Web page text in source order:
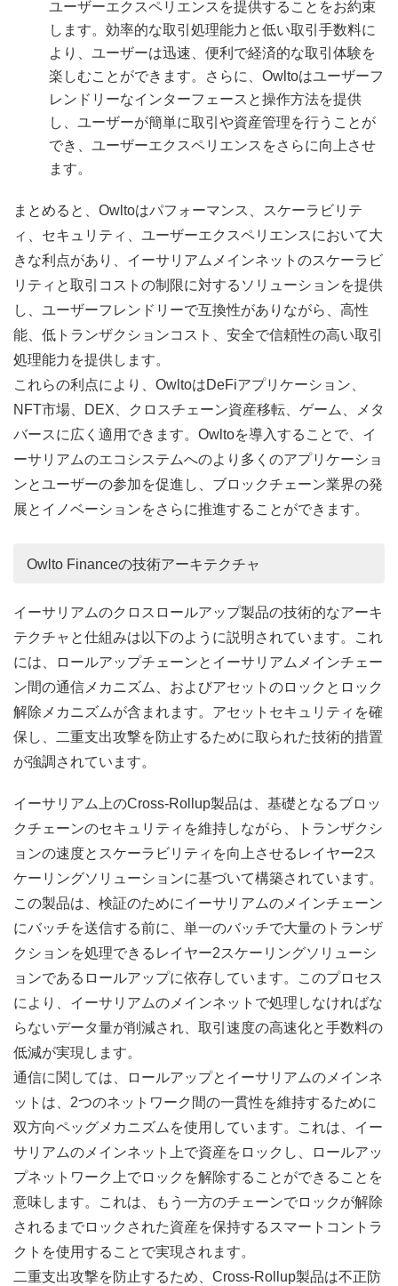
ユーザーエクスペリエンスを提供することをお約束
します。効率的な取引処理能力と低い取引手数料に
より、ユーザーは迅速、便利で経済的な取引体験を
楽しむことができます。さらに、Owltoはユーザーフ
レンドリーなインターフェースと操作方法を提供
し、ユーザーが簡単に取引や資産管理を行うことが
でき、ユーザーエクスペリエンスをさらに向上させ
ます。
まとめると、Owltoはパフォーマンス、スケーラビリテ
ィ、セキュリティ、ユーザーエクスペリエンスにおいて大
きな利点があり、イーサリアムメインネットのスケーラビ
リティと取引コストの制限に対するソリューションを提供
し、ユーザーフレンドリーで互換性がありながら、高性
能、低トランザクションコスト、安全で信頼性の高い取引
処理能力を提供します。
これらの利点により、OwltoはDeFiアプリケーション、
NFT市場、DEX、クロスチェーン資産移転、ゲーム、メタ
バースに広く適用できます。Owltoを導入することで、イ
ーサリアムのエコシステムへのより多くのアプリケーショ
ンとユーザーの参加を促進し、ブロックチェーン業界の発
展とイノベーションをさらに推進することができます。
Owlto Financeの技術アーキテクチャ
イーサリアムのクロスロールアップ製品の技術的なアーキ
テクチャと仕組みは以下のように説明されています。これ
には、ロールアップチェーンとイーサリアムメインチェー
ン間の通信メカニズム、およびアセットのロックとロック
解除メカニズムが含まれます。アセットセキュリティを確
保し、二重支出攻撃を防止するために取られた技術的措置
が強調されています。
イーサリアム上のCross-Rollup製品は、基礎となるブロッ
クチェーンのセキュリティを維持しながら、トランザクシ
ョンの速度とスケーラビリティを向上させるレイヤー2ス
ケーリングソリューションに基づいて構築されています。
この製品は、検証のためにイーサリアムのメインチェーン
にバッチを送信する前に、単一のバッチで大量のトランザ
クションを処理できるレイヤー2スケーリングソリューシ
ョンであるロールアップに依存しています。このプロセス
により、イーサリアムのメインネットで処理しなければな
らないデータ量が削減され、取引速度の高速化と手数料の
低減が実現します。
通信に関しては、ロールアップとイーサリアムのメインネ
ットは、2つのネットワーク間の一貫性を維持するために
双方向ペッグメカニズムを使用しています。これは、イー
サリアムのメインネット上で資産をロックし、ロールアッ
プネットワーク上でロックを解除することができることを
意味します。これは、もう一方のチェーンでロックが解除
されるまでロックされた資産を保持するスマートコントラ
クトを使用することで実現されます。
二重支出攻撃を防止するため、Cross-Rollup製品は不正防